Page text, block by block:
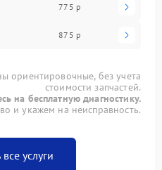
775 р
875 р
ориентировочные, без учета
стоимости запчастей.
на бесплатную диагностику.
и укажем на неисправность.
услуги